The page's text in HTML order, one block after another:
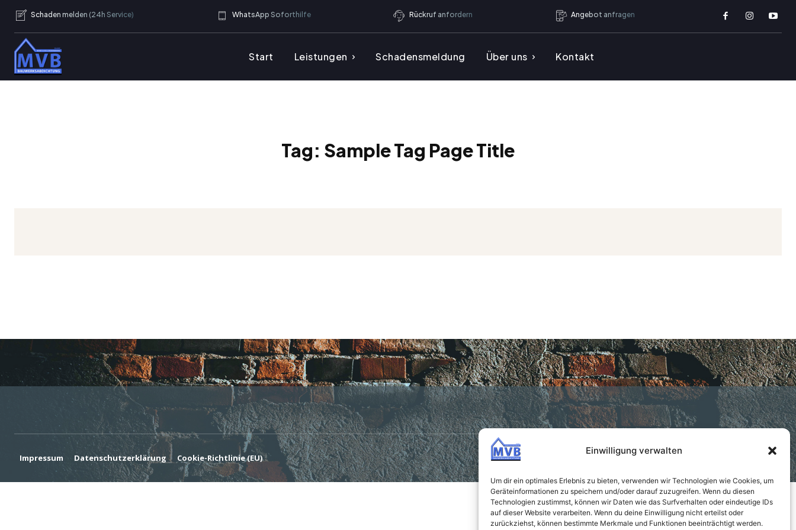
Einwilligung verwalten
Um dir ein optimales Erlebnis zu bieten, verwenden wir Technologien wie Cookies, um
Geräteinformationen zu speichern und/oder darauf zuzugreifen. Wenn du diesen
Technologien zustimmst, können wir Daten wie das Surfverhalten oder eindeutige IDs
auf dieser Website verarbeiten. Wenn du deine Einwilligung nicht erteilst oder
zurückziehst, können bestimmte Merkmale und Funktionen beeinträchtigt werden.
Schaden melden (24h Service) WhatsApp Soforthilfe Rückruf anfordern Angebot anfragen
Start Leistungen Schadensmeldung Über uns Kontakt
Tag: Sample Tag Page Title
Impressum Datenschutzerklärung Cookie-Richtlinie (EU) © MVB-Bauwerksabdichtung 2026